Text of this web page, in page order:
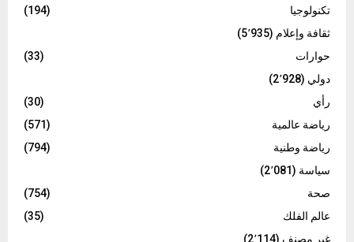
تكنولوجيا
(194)
ثقافة وإعلام (5٬935)
حوارات
(33)
دولي (2٬928)
رأي
(30)
رياضة عالمية
(571)
رياضة وطنية
(794)
سياسة (2٬081)
صحة
(754)
عالم الفلك
(35)
غير مصنف (2٬114)